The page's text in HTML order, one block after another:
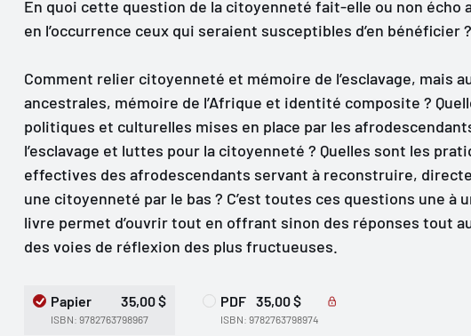
En quoi cette question de la citoyenneté fait-elle ou non écho
en l’occurrence ceux qui seraient susceptibles d’en bénéficier ?
Comment relier citoyenneté et mémoire de l’esclavage, mais
ancestrales, mémoire de l’Afrique et identité composite ?
politiques et culturelles mises en place par les
l’esclavage et luttes pour la citoyenneté ? Quelles sont les
effectives des afrodescendants servant à reconstruire,
une citoyenneté par le bas ? C’est toutes ces questions une à
livre permet d’ouvrir tout en offrant sinon des réponses tout
des voies de réflexion des plus fructueuses.
Papier 35,00 $
ISBN: 9782763798967
PDF 35,00 $
ISBN: 9782763798974